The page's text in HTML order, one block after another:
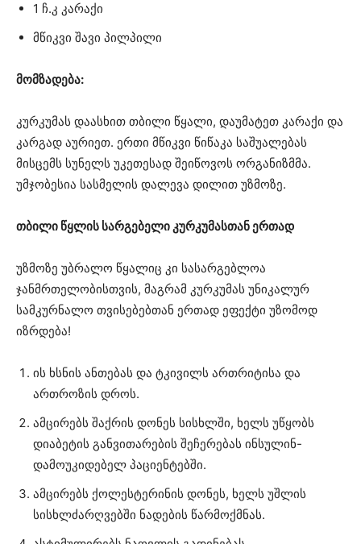
1 ჩ.კ კარაქი
მწიკვი შავი პილპილი
მომზადება:
კურკუმას დაასხით თბილი წყალი, დაუმატეთ კარაქი და
კარგად აურიეთ. ერთი მწიკვი წიწაკა საშუალებას
მისცემს სუნელს უკეთესად შეიწოვოს ორგანიზმმა.
უმჯობესია სასმელის დალევა დილით უზმოზე.
თბილი წყლის სარგებელი კურკუმასთან ერთად
უზმოზე უბრალო წყალიც კი სასარგებლოა
ჯანმრთელობისთვის, მაგრამ კურკუმას უნიკალურ
სამკურნალო თვისებებთან ერთად ეფექტი უზომოდ
იზრდება!
ის ხსნის ანთებას და ტკივილს ართრიტისა და
ართროზის დროს.
ამცირებს შაქრის დონეს სისხლში, ხელს უწყობს
დიაბეტის განვითარების შეჩერებას ინსულინ-
დამოუკიდებელ პაციენტებში.
ამცირებს ქოლესტერინის დონეს, ხელს უშლის
სისხლძარღვებში ნადების წარმოქმნას.